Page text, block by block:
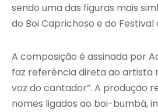
sendo uma das figuras mais
do Boi Caprichoso e do Festival
A composição é assinada por
faz referência direta ao artista
voz do cantador”. A produção
nomes ligados ao boi-bumbá,